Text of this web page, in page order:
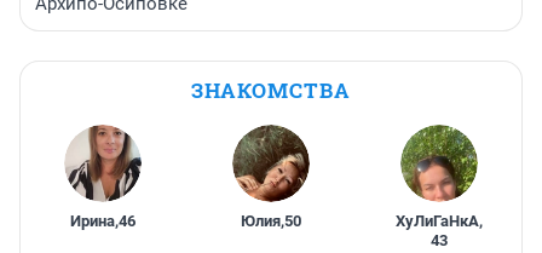
ЗНАКОМСТВА
Ирина,46 Юлия,50 ХуЛиГаНкА,
43